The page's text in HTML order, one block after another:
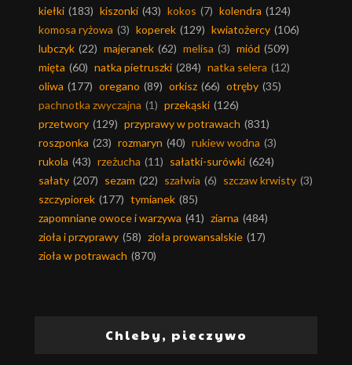
kiełki (183) kiszonki (43) kokos (7) kolendra (124)
komosa ryżowa (3) koperek (129) kwiatożercy (106)
lubczyk (22) majeranek (62) melisa (3) miód (509)
mięta (60) natka pietruszki (284) natka selera (12)
oliwa (177) oregano (89) orkisz (66) otręby (35)
pachnotka zwyczajna (1) przekąski (126)
przetwory (129) przyprawy w potrawach (831)
roszponka (23) rozmaryn (40) rukiew wodna (3)
rukola (43) rzeżucha (11) sałatki-surówki (624)
sałaty (207) sezam (22) szałwia (6) szczaw krwisty (3)
szczypiorek (177) tymianek (85)
zapomniane owoce i warzywa (41) ziarna (484)
zioła i przyprawy (58) zioła prowansalskie (17)
zioła w potrawach (870)
Chleby, pieczywo